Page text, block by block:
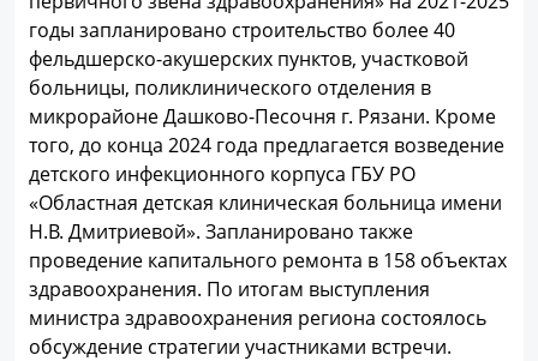
годы запланировано строительство более 40
фельдшерско-акушерских пунктов, участковой
больницы, поликлинического отделения в
микрорайоне Дашково-Песочня г. Рязани. Кроме
того, до конца 2024 года предлагается возведение
детского инфекционного корпуса ГБУ РО
«Областная детская клиническая больница имени
Н.В. Дмитриевой». Запланировано также
проведение капитального ремонта в 158 объектах
здравоохранения. По итогам выступления
министра здравоохранения региона состоялось
обсуждение стратегии участниками встречи.